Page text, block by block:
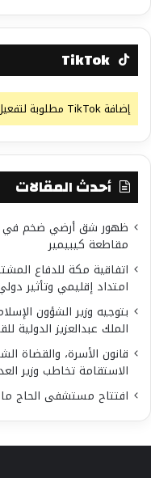
TikTok
إضافة TikTok مطلوبة لتفعيل هذه المنطقة.
أحدث المقالات
ظهور شق أرضي ضخم في
مقاطعة كيبيمير
اتفاقية مكة للدفاع
امتداد إقليمي وتأثير
بتوجيه وزير الشؤون
الملك عبدالعزيز الدولية
قانون الأسرة، والقضاة
الاستقامة تخاطب وزير
افتتاح مستشفى الحاج